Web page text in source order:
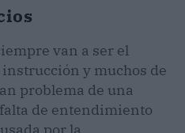
van a ser el
y muchos de
problema de una
de entendimiento
por la